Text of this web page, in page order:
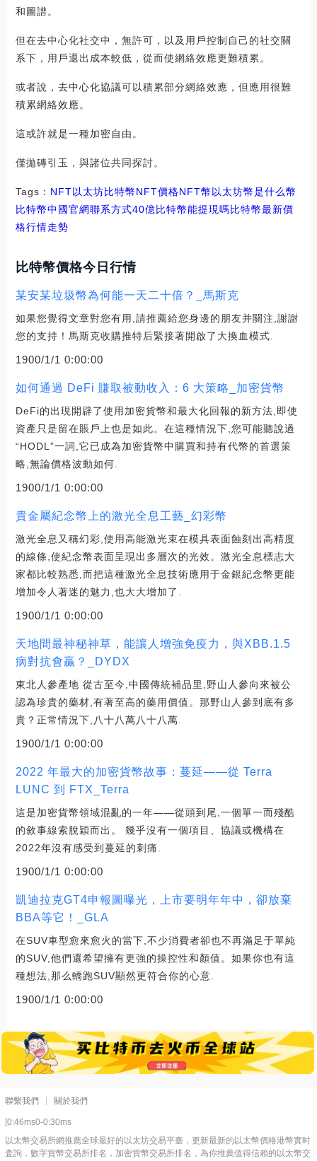
和圖譜。
但在去中心化社交中，無許可，以及用戶控制自己的社交關
系下，用戶退出成本較低，從而使網絡效應更難積累。
或者說，去中心化協議可以積累部分網絡效應，但應用很難
積累網絡效應。
這或許就是一種加密自由。
僅拋磚引玉，與諸位共同探討。
Tags： NFT以太坊比特幣NFT價格NFT幣 以太坊幣是什么幣
比特幣中國官網聯系方式40億比特幣能提現嗎比特幣最新價
格行情走勢
比特幣價格今日行情
某安某垃圾幣為何能一天二十倍？_馬斯克
如果您覺得文章對您有用,請推薦給您身邊的朋友并關注,謝謝
您的支持！馬斯克收購推特后緊接著開啟了大換血模式.
1900/1/1 0:00:00
如何通過 DeFi 賺取被動收入：6 大策略_加密貨幣
DeFi的出現開辟了使用加密貨幣和最大化回報的新方法,即使
資產只是留在賬戶上也是如此。在這種情況下,您可能聽說過
“HODL”一詞,它已成為加密貨幣中購買和持有代幣的首選策
略,無論價格波動如何.
1900/1/1 0:00:00
貴金屬紀念幣上的激光全息工藝_幻彩幣
激光全息又稱幻彩,使用高能激光束在模具表面蝕刻出高精度
的線條,使紀念幣表面呈現出多層次的光效。激光全息標志大
家都比較熟悉,而把這種激光全息技術應用于金銀紀念幣更能
增加令人著迷的魅力,也大大增加了.
1900/1/1 0:00:00
天地間最神秘神草，能讓人增強免疫力，與XBB.1.5
病對抗會贏？_DYDX
東北人參產地 從古至今,中國傳統補品里,野山人參向來被公
認為珍貴的藥材,有著至高的藥用價值。那野山人參到底有多
貴？正常情況下,八十八萬八十八萬.
1900/1/1 0:00:00
2022 年最大的加密貨幣故事：蔓延——從 Terra
LUNC 到 FTX_Terra
這是加密貨幣領域混亂的一年——從頭到尾,一個單一而殘酷
的敘事線索脫穎而出。 幾乎沒有一個項目、協議或機構在
2022年沒有感受到蔓延的刺痛.
1900/1/1 0:00:00
凱迪拉克GT4申報圖曝光，上市要明年年中，卻放棄
BBA等它！_GLA
在SUV車型愈來愈火的當下,不少消費者卻也不再滿足于單純
的SUV,他們還希望擁有更強的操控性和顏值。如果你也有這
種想法,那么轎跑SUV顯然更符合你的心意.
1900/1/1 0:00:00
聯繫我們 關於我們
[0:46ms0-0:30ms
以太幣交易所網推薦全球最好的以太坊交易平臺，更新最新的以太幣價格港幣實时
査詢，數字貨幣交易所排名，加密貨幣交易所排名，為你推薦值得信賴的以太幣交